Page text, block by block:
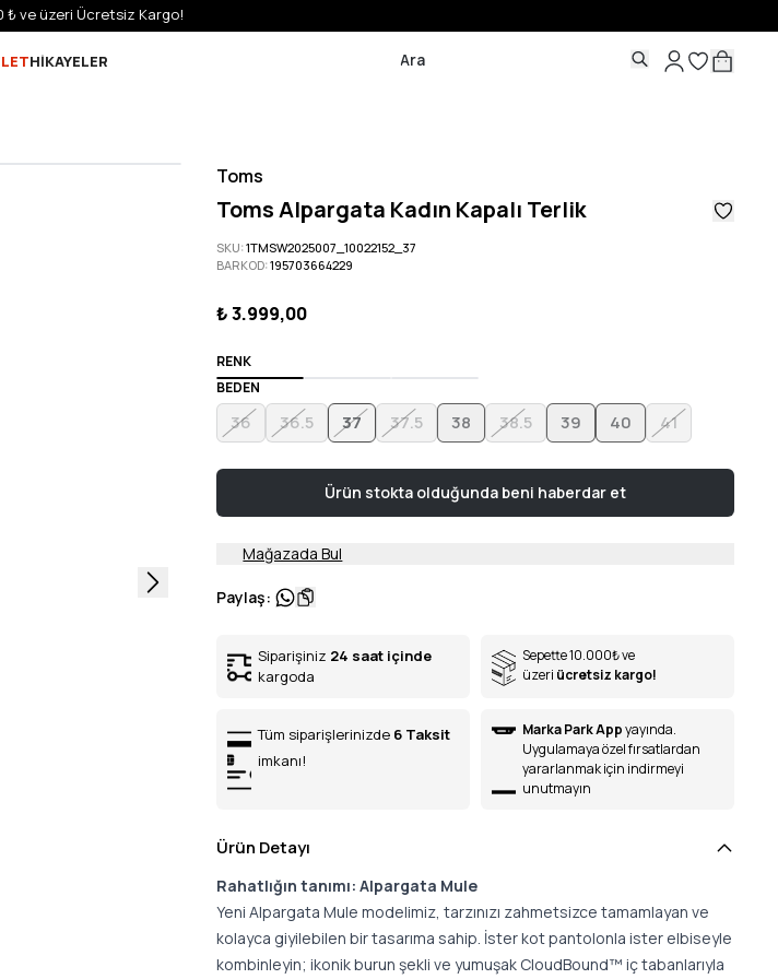
₺ ve üzeri Ücretsiz Kargo!
HİKAYELER
Toms
Toms Alpargata Kadın Kapalı Terlik
SKU:1TMSW2025007_10022152_37
BARKOD:195703664229
₺ 3.999,00
RENK
BEDEN
36 36.5 37 37.5 38 38.5 39 40 41
Ürün stokta olduğunda beni haberdar et
Mağazada Bul
Paylaş:
Siparişiniz 24 saat içinde
kargoda
Sepette 10.000₺ve
üzeri ücretsiz kargo!
Tüm siparişlerinizde 6 Taksit
imkanı!
Marka Park Appyayında.
Uygulamaya özel fırsatlardan
yararlanmak için indirmeyi
unutmayın
Ürün Detayı
Rahatlığın tanımı: Alpargata Mule
Yeni Alpargata Mule modelimiz, tarzınızı zahmetsizce tamamlayan ve
kolayca giyilebilen bir tasarıma sahip. İster kot pantolonla ister elbiseyle
kombinleyin; ikonik burun şekli ve yumuşak CloudBound™ iç tabanlarıyla